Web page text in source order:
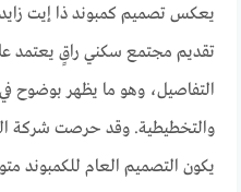
يعكس تصميم كمبوند ذا إيت
تقديم مجتمع سكني راقٍ يعتمد
التفاصيل، وهو ما يظهر بوضوح في
والتخطيطية. وقد حرصت شركة
يكون التصميم العام للكمبوند